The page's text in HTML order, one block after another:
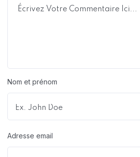
Nom et prénom
Adresse email